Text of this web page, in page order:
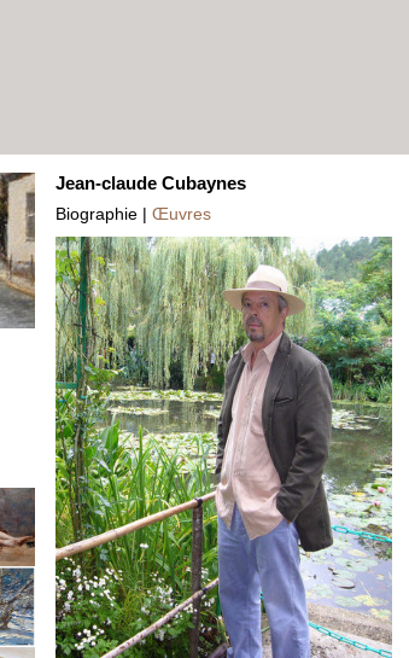
Jean-claude Cubaynes
Biographie | Œuvres